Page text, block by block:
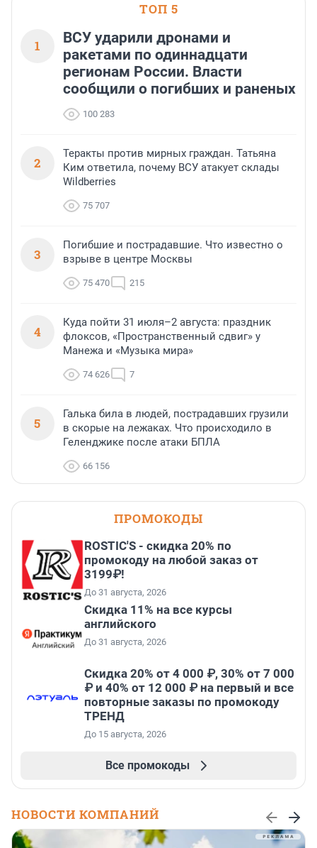
ТОП 5
1
ВСУ ударили дронами и
ракетами по одиннадцати
регионам России. Власти
сообщили о погибших и раненых
100 283
2
Теракты против мирных граждан. Татьяна
Ким ответила, почему ВСУ атакует склады
Wildberries
75 707
3
Погибшие и пострадавшие. Что известно о
взрыве в центре Москвы
75 470 215
4
Куда пойти 31 июля–2 августа: праздник
флоксов, «Пространственный сдвиг» у
Манежа и «Музыка мира»
74 626 7
5
Галька била в людей, пострадавших грузили
в скорые на лежаках. Что происходило в
Геленджике после атаки БПЛА
66 156
ПРОМОКОДЫ
ROSTIC'S - скидка 20% по
промокоду на любой заказ от
3199₽!
До 31 августа, 2026
Скидка 11% на все курсы
английского
До 31 августа, 2026
Скидка 20% от 4 000 ₽, 30% от 7 000
₽ и 40% от 12 000 ₽ на первый и все
повторные заказы по промокоду
ТРЕНД
До 15 августа, 2026
Все промокоды
НОВОСТИ КОМПАНИЙ